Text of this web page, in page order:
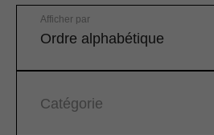
Ordre alphabétique
Afficher par
Catégorie